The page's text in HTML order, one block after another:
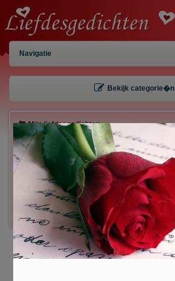
Navigatie
Bekijk categorie�n
Mijn liefdesgedichten
Gebruiker:
Wachtwoord:
Registreren Gegevens kwijt?